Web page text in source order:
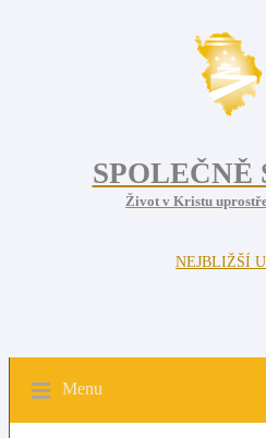
SPOLEČNĚ
Život v Kristu
NEJBLIŽŠÍ
Menu